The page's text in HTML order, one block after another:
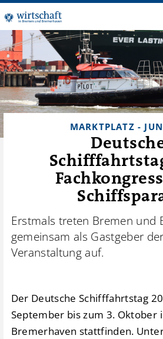
MARKTPLATZ -
Erstmals treten Bremen und
gemeinsam als Gastgeber
Veranstaltung auf.
Der Deutsche Schifffahrtstag
September bis zum 3. Oktober
Bremerhaven stattfinden.